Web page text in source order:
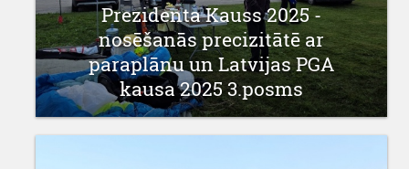
Prezidenta Kauss 2025 -
nosēšanās precizitātē ar
paraplānu un Latvijas PGA
kausa 2025 3.posms